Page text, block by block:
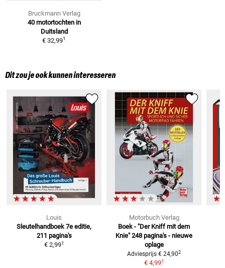
Bruckmann Verlag
40 motortochten in
Duitsland
€ 32,991
Dit zou je ook kunnen interesseren
Louis
Sleutelhandboek 7e editie,
211 pagina's
€ 2,991
Motorbuch Verlag
Boek - "Der Kniff mit dem
Knie" 248 pagina's - nieuwe
oplage
Adviesprijs € 24,902
€ 4,991